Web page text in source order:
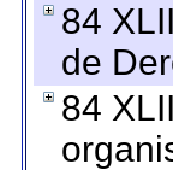
84
de
84